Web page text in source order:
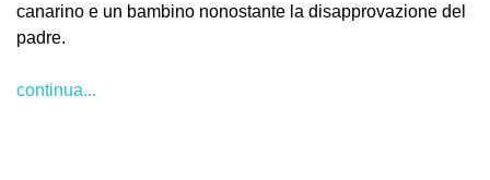
canarino e un bambino nonostante la disapprovazione del
padre.
continua...